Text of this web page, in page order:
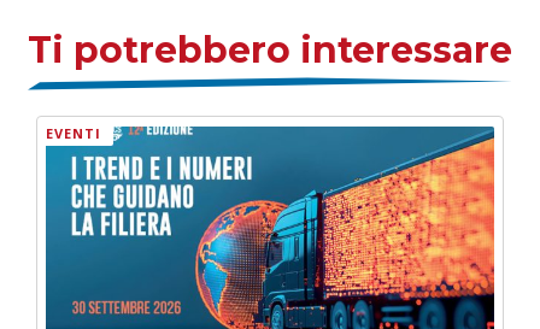
Ti potrebbero interessare
EVENTI